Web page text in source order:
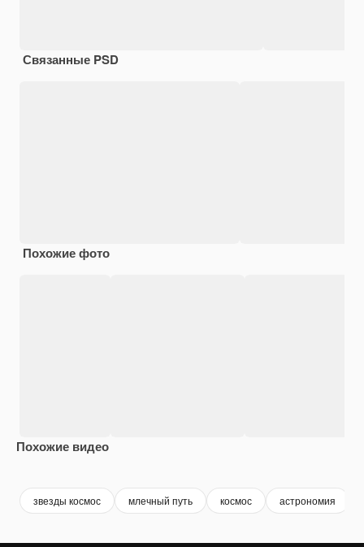
Связанные PSD
Похожие фото
Похожие видео
звезды космос млечный путь космос астрономия